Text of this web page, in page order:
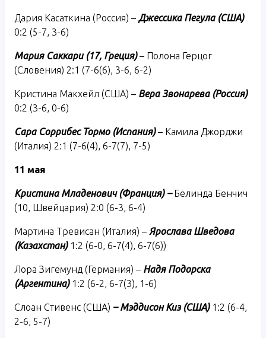
Дария Касаткина (Россия) – Джессика Пегула (США)
0:2 (5-7, 3-6)
Мария Саккари (17, Греция)– Полона Герцог
(Словения) 2:1 (7-6(6), 3-6, 6-2)
Кристина Макхейл (США) – Вера Звонарева (Россия)
0:2 (3-6, 0-6)
Сара Соррибес Тормо (Испания)– Камила Джорджи
(Италия) 2:1 (7-6(4), 6-7(7), 7-5)
11 мая
Кристина Младенович (Франция) –Белинда Бенчич
(10, Швейцария) 2:0 (6-3, 6-4)
Мартина Тревисан (Италия) – Ярослава Шведова
(Казахстан)1:2 (6-0, 6-7(4), 6-7(6))
Лора Зигемунд (Германия) – Надя Подорска
(Аргентина)1:2 (6-2, 6-7(3), 1-6)
Слоан Стивенс (США) – Мэддисон Киз (США) 1:2 (6-4,
2-6, 5-7)